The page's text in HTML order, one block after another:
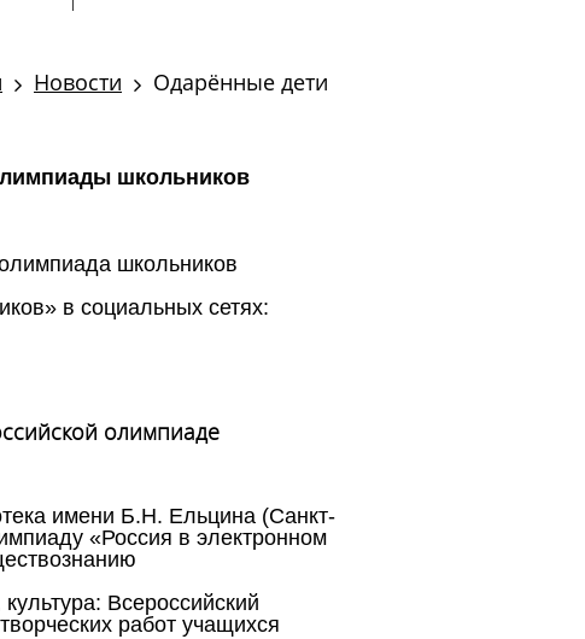
Новости
Одарённые дети
школьников
школьников
в социальных сетях:
олимпиаде
имени Б.Н. Ельцина (Санкт-
«Россия в электронном
Всероссийский
работ учащихся